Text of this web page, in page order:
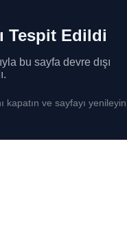
Tespit Edildi
bu sayfa devre dışı
kapatın ve sayfayı